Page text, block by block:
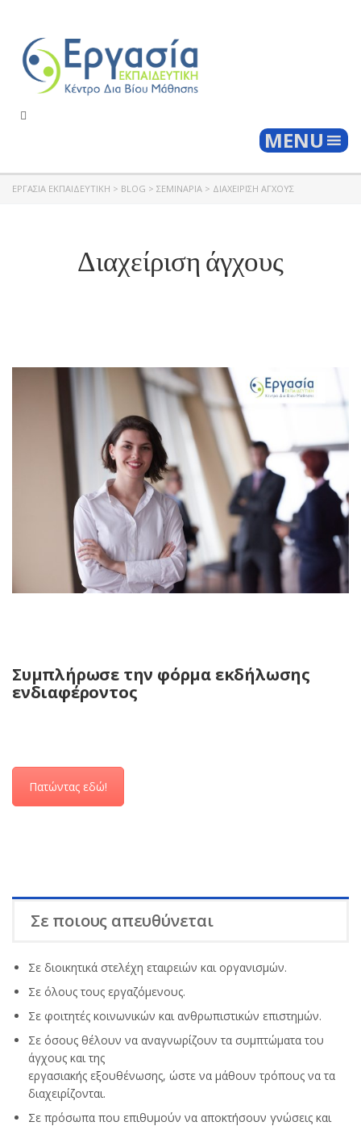
MENU
ΕΡΓΑΣΊΑ ΕΚΠΑΙΔΕΥΤΙΚΉ > BLOG > ΣΕΜΙΝΑΡΙΑ > ΔΙΑΧΕΊΡΙΣΗ ΆΓΧΟΥΣ
Διαχείριση άγχους
Συμπλήρωσε την φόρμα εκδήλωσης
ενδιαφέροντος
Πατώντας εδώ!
Σε ποιους απευθύνεται
Σε διοικητικά στελέχη εταιρειών και οργανισμών.
Σε όλους τους εργαζόμενους.
Σε φοιτητές κοινωνικών και ανθρωπιστικών επιστημών.
Σε όσους θέλουν να αναγνωρίζουν τα συμπτώματα του
άγχους και της
εργασιακής εξουθένωσης, ώστε να μάθουν τρόπους να τα
διαχειρίζονται.
Σε πρόσωπα που επιθυμούν να αποκτήσουν γνώσεις και